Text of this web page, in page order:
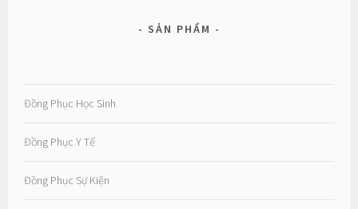
SẢN PHẨM
Đồng Phục Học Sinh
Đồng Phục Y Tế
Đồng Phục Sự Kiện